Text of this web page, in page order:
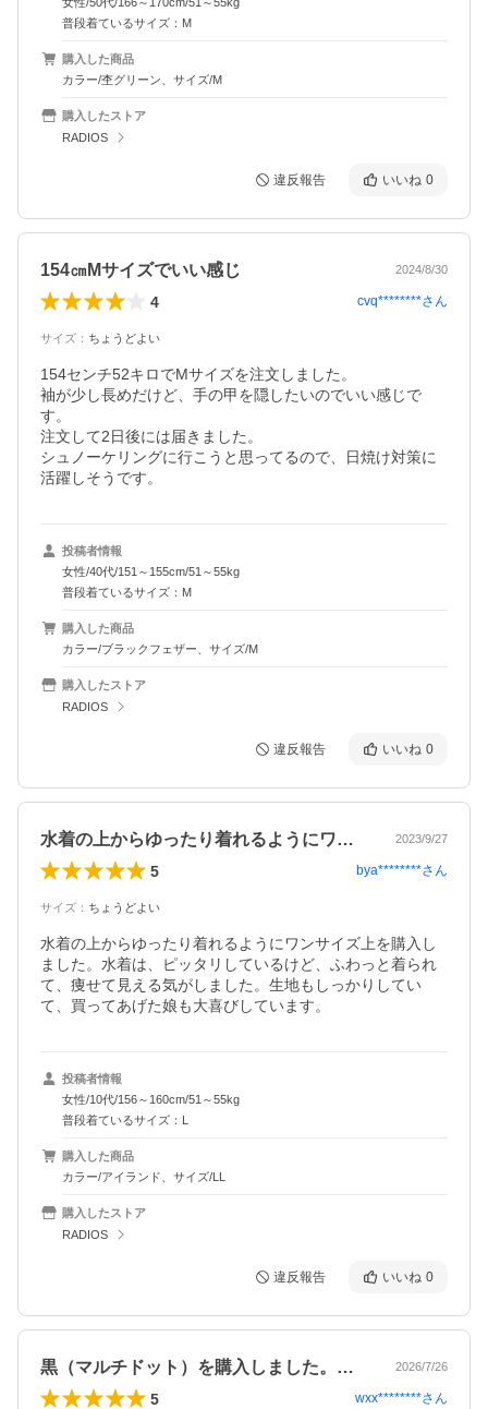
普段着ているサイズ：M
購入した商品
カラー/杢グリーン、サイズ/M
購入したストア
RADIOS
違反報告 いいね 0
154㎝Mサイズでいい感じ 2024/8/30
4 cvq********さん
サイズ ： ちょうどよい
154センチ52キロでMサイズを注文しました。
袖が少し長めだけど、手の甲を隠したいのでいい感じで
す。
注文して2日後には届きました。
シュノーケリングに行こうと思ってるので、日焼け対策に
活躍しそうです。
投稿者情報
女性/40代/151～155cm/51～55kg
普段着ているサイズ：M
購入した商品
カラー/ブラックフェザー、サイズ/M
購入したストア
RADIOS
違反報告 いいね 0
水着の上からゆったり着れるようにワンサ… 2023/9/27
5 bya********さん
サイズ ： ちょうどよい
水着の上からゆったり着れるようにワンサイズ上を購入し
ました。水着は、ピッタリしているけど、ふわっと着られ
て、痩せて見える気がしました。生地もしっかりしてい
て、買ってあげた娘も大喜びしています。
投稿者情報
女性/10代/156～160cm/51～55kg
普段着ているサイズ：L
購入した商品
カラー/アイランド、サイズ/LL
購入したストア
RADIOS
違反報告 いいね 0
黒（マルチドット）を購入しました。安か… 2026/7/26
5 wxx********さん